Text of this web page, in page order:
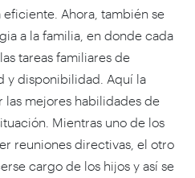
Ahora, también se
a la familia, en donde cada
tareas familiares de
y disponibilidad. Aquí la
las mejores habilidades de
Mientras uno de los
reuniones directivas, el otro
cargo de los hijos y así se